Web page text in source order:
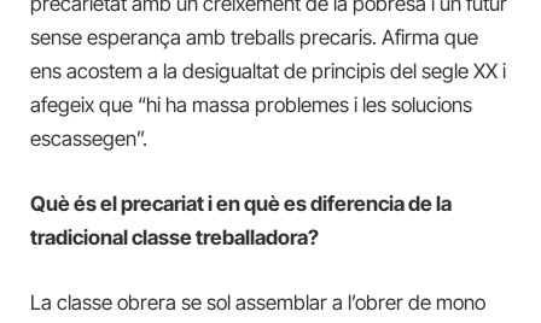
sense esperança amb treballs precaris. Afirma que
ens acostem a la desigualtat de principis del segle XX i
afegeix que “hi ha massa problemes i les solucions
escassegen”.
Què és el precariat i en què es diferencia de la
tradicional classe treballadora?
La classe obrera se sol assemblar a l’obrer de mono